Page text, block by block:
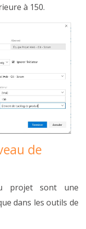
à 150.
de
projet sont une
dans les outils de